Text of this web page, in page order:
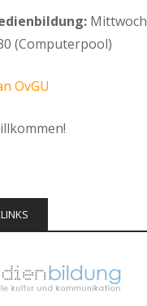
(Computerpool)
OvGU